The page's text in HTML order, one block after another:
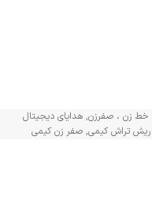
زن ، صفرزن, هدایای دیجیتال
ریش تراش کیمی, صفر زن کیمی